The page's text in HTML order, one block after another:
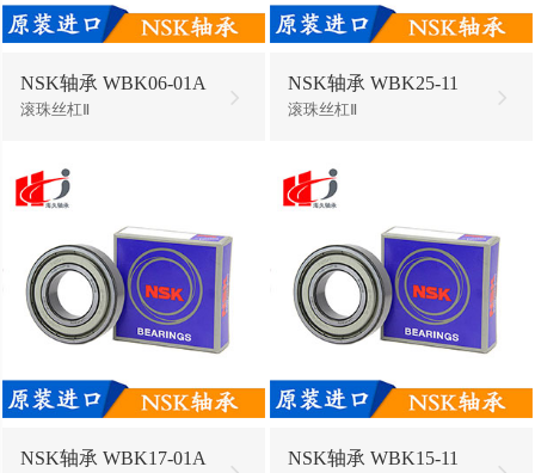
NSK轴承 WBK06-01A
滚珠丝杠Ⅱ
NSK轴承 WBK25-11
滚珠丝杠Ⅱ
NSK轴承 WBK17-01A NSK轴承 WBK15-11